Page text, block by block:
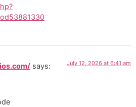
says: July 12, 2026 at 6:41 am